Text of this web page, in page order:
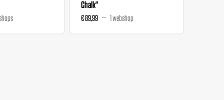
Chalk"
€ 89,99 1 webshop